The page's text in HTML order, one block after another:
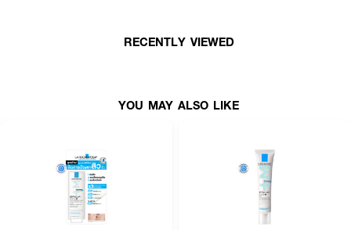
RECENTLY VIEWED
YOU MAY ALSO LIKE